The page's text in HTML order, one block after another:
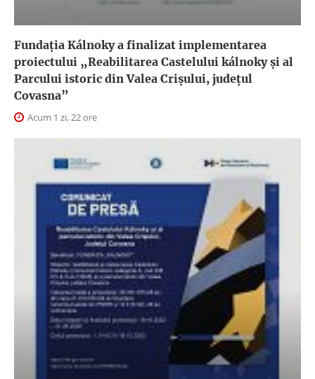
Fundația Kálnoky a finalizat implementarea
proiectului „Reabilitarea Castelului kálnoky și al
Parcului istoric din Valea Crișului, județul
Covasna”
Acum 1 zi, 22 ore